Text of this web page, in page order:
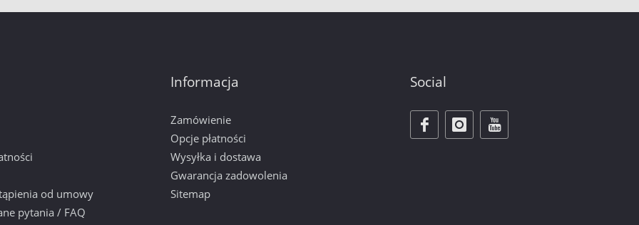
od umowy
pytania / FAQ
Informacja
Zamówienie
Opcje płatności
Wysyłka i dostawa
Gwarancja zadowolenia
Sitemap
Social